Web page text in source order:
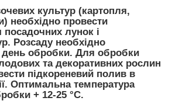
культур (картопля,
необхідно провести
лунок і
Розсаду необхідно
день обробки. Для обробки
та декоративних рослин
підкореневий полив в
Оптимальна температура
+ 12-25 °С.